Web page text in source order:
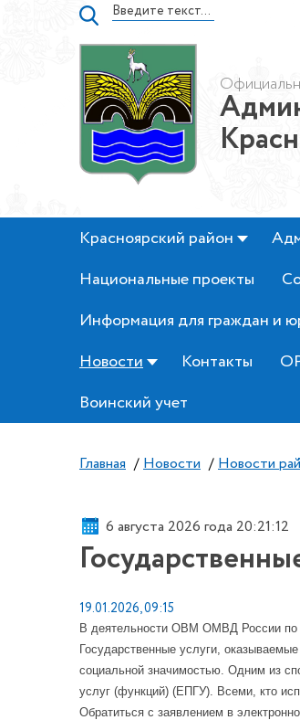
Красноярский район
Национальные проекты
Информация для граждан и
Новости
Контакты
Воинский учет
Главная / Новости / Новости
6 августа 2026 года 20:21:12
19.01.2026, 09:15
В деятельности ОВМ ОМВД России по
Государственные услуги,
социальной значимостью. Одним из
услуг (функций) (ЕПГУ). Всеми, кто
Обратиться с заявлением в